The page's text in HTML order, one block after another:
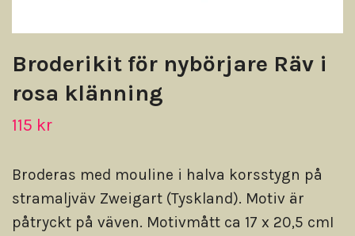
Broderikit för nybörjare Räv i
rosa klänning
115 kr
Broderas med mouline i halva korsstygn på
stramaljväv Zweigart (Tyskland). Motiv är
påtryckt på väven. Motivmått ca 17 x 20,5 cmI